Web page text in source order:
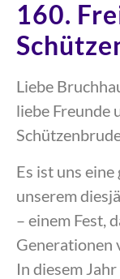
160.
Liebe
liebe Freunde
Es ist uns
unserem
– einem Fest,
Generationen
In diesem